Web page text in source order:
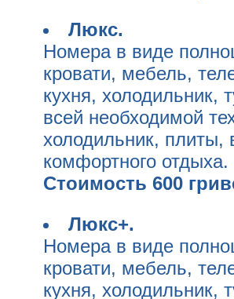
Люкс.
Номера в виде
кровати, мебель,
кухня, холодильник,
всей необходимой
холодильник, плиты,
комфортного отдыха.
Стоимость 600
Люкс+.
Номера в виде
кровати, мебель,
кухня, холодильник,